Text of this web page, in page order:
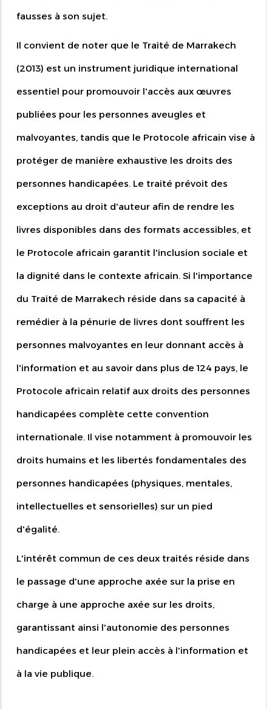
fausses à son sujet.
Il convient de noter que le Traité de Marrakech
(2013) est un instrument juridique international
essentiel pour promouvoir l'accès aux œuvres
publiées pour les personnes aveugles et
malvoyantes, tandis que le Protocole africain vise à
protéger de manière exhaustive les droits des
personnes handicapées. Le traité prévoit des
exceptions au droit d'auteur afin de rendre les
livres disponibles dans des formats accessibles, et
le Protocole africain garantit l'inclusion sociale et
la dignité dans le contexte africain. Si l'importance
du Traité de Marrakech réside dans sa capacité à
remédier à la pénurie de livres dont souffrent les
personnes malvoyantes en leur donnant accès à
l'information et au savoir dans plus de 124 pays, le
Protocole africain relatif aux droits des personnes
handicapées complète cette convention
internationale. Il vise notamment à promouvoir les
droits humains et les libertés fondamentales des
personnes handicapées (physiques, mentales,
intellectuelles et sensorielles) sur un pied
d'égalité.
L'intérêt commun de ces deux traités réside dans
le passage d'une approche axée sur la prise en
charge à une approche axée sur les droits,
garantissant ainsi l'autonomie des personnes
handicapées et leur plein accès à l'information et
à la vie publique.